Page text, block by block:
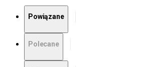
Powiązane
Polecane